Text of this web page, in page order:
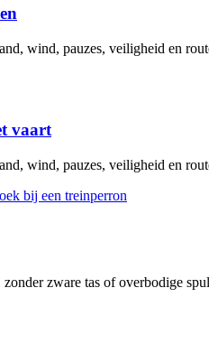
wind, pauzes, veiligheid en
vaart
wind, pauzes, veiligheid en
zware tas of overbodige